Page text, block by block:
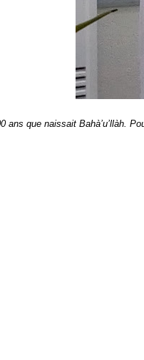
ans que naissait Bahà’u’llàh.